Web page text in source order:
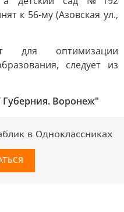
к 56-му (Азовская ул.,
для оптимизации
следует из
Воронеж"
в Одноклассниках